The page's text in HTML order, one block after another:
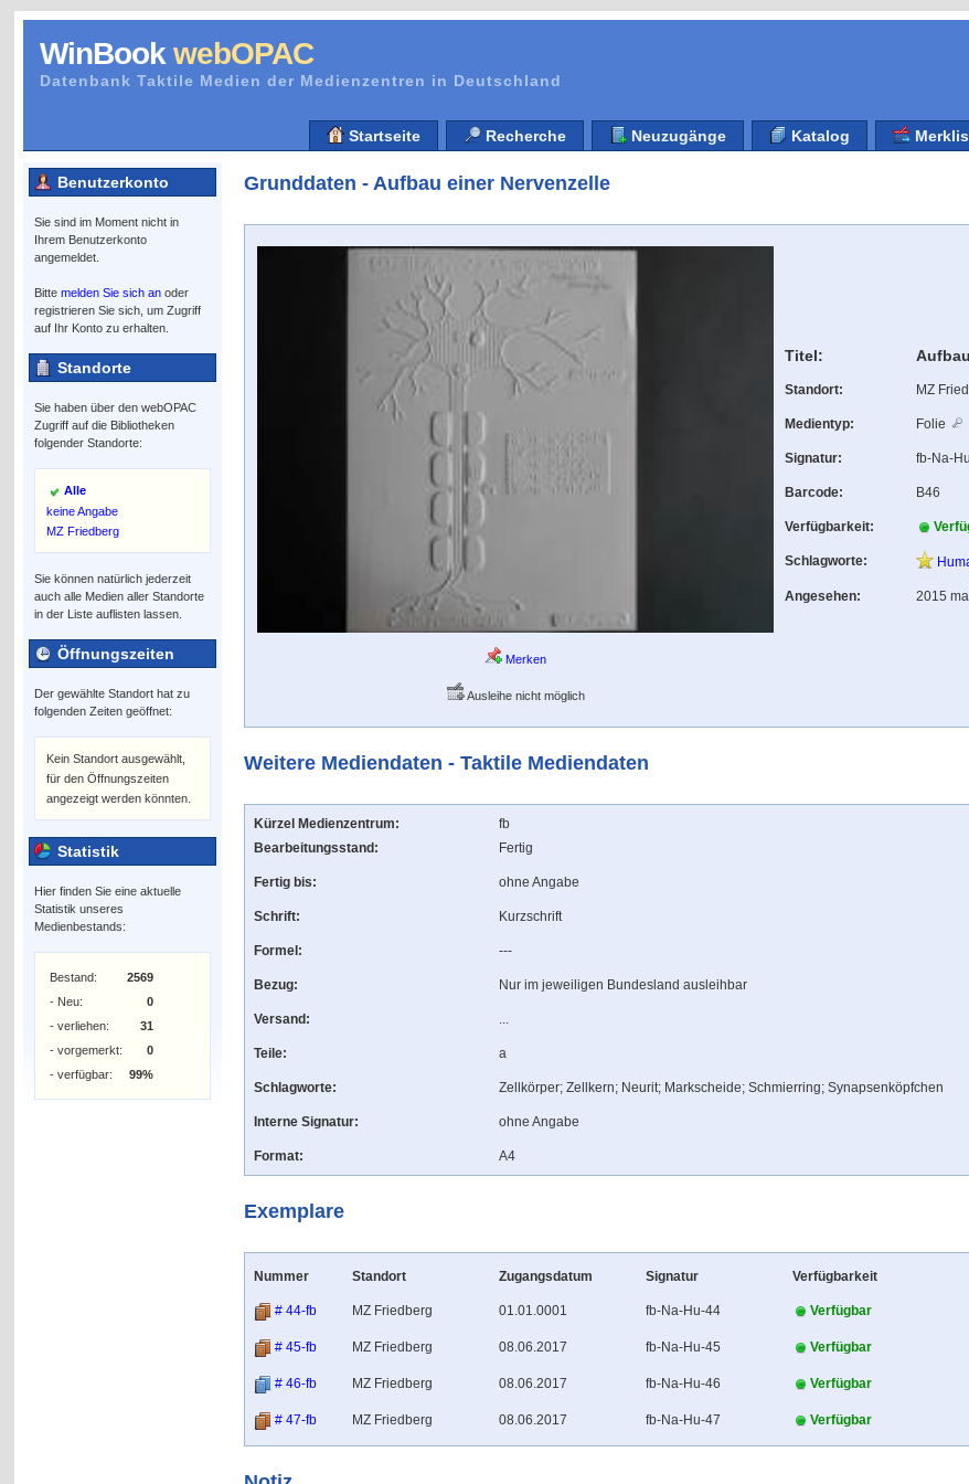
WinBook webOPAC
Datenbank Taktile Medien der Medienzentren in Deutschland
Startseite Recherche Neuzugänge Katalog
Benutzerkonto
Sie sind im Moment nicht in
Ihrem Benutzerkonto
angemeldet.
Bittemelden Sie sich an oder
registrieren Sie sich, um Zugriff
auf Ihr Konto zu erhalten.
Standorte
Sie haben über den webOPAC
Zugriff auf die Bibliotheken
folgender Standorte:
Alle
keine Angabe
MZ Friedberg
Sie können natürlich jederzeit
auch alle Medien aller Standorte
in der Liste auflisten lassen.
Öffnungszeiten
Der gewählte Standort hat zu
folgenden Zeiten geöffnet:
Kein Standort ausgewählt,
für den Öffnungszeiten
angezeigt werden könnten.
Statistik
Hier finden Sie eine aktuelle
Statistik unseres
Medienbestands:
Bestand:
2569
- Neu:
0
- verliehen:
31
- vorgemerkt:
0
- verfügbar:
99%
Grunddaten - Aufbau einer Nervenzelle
Merken
Ausleihe nicht möglich
Titel:
Standort: MZ
Medientyp: Folie
Signatur: fb-Na-
Barcode: B46
Verfügbarkeit:
Schlagworte:
Angesehen: 2015 mal
Weitere Mediendaten - Taktile Mediendaten
Kürzel Medienzentrum:
fb
Bearbeitungsstand:
Fertig
Fertig bis: ohne Angabe
Schrift: Kurzschrift
Formel: ---
Bezug: Nur im jeweiligen Bundesland ausleihbar
Versand: ...
Teile: a
Schlagworte: Zellkörper; Zellkern; Neurit; Markscheide; Schmierring; Synapsenköpfchen
Interne Signatur: ohne Angabe
Format: A4
Exemplare
Nummer Standort Zugangsdatum Signatur Verfügbarkeit
# 44-fb MZ Friedberg 01.01.0001 fb-Na-Hu-44 Verfügbar
# 45-fb MZ Friedberg 08.06.2017 fb-Na-Hu-45 Verfügbar
# 46-fb MZ Friedberg 08.06.2017 fb-Na-Hu-46 Verfügbar
# 47-fb MZ Friedberg 08.06.2017 fb-Na-Hu-47 Verfügbar